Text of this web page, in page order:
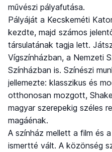
művészi pályafutása.
Pályáját a Kecskeméti
kezdte, majd számos
társulatának tagja lett.
Vígszínházban, a Nemzeti
Színházban is. Színészi
jellemezte: klasszikus és
otthonosan mozgott,
magyar szerepekig széles
magáénak.
A színház mellett a film és
ismertté vált. A közönség